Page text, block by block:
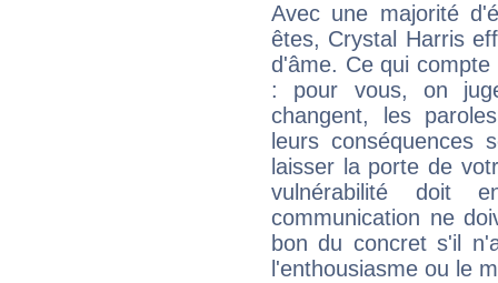
Avec une majorité
êtes, Crystal Harris
d'âme. Ce qui
: pour vous, on
changent, les
leurs conséquences
laisser la porte de
vulnérabilité doit
communication ne
bon du concret s'il
l'enthousiasme ou le